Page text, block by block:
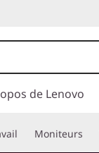
de Lenovo
Moniteurs